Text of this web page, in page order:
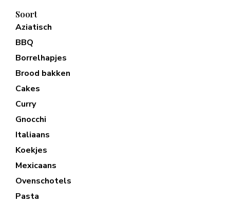
Soort
Aziatisch
BBQ
Borrelhapjes
Brood bakken
Cakes
Curry
Gnocchi
Italiaans
Koekjes
Mexicaans
Ovenschotels
Pasta